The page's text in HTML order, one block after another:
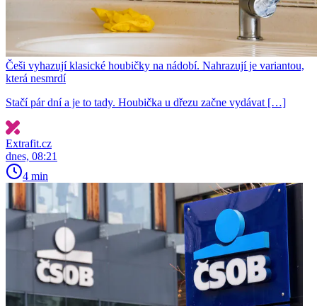
Češi vyhazují klasické houbičky na nádobí. Nahrazují je variantou,
která nesmrdí
Stačí pár dní a je to tady. Houbička u dřezu začne vydávat […]
Extrafit.cz
dnes, 08:21
4 min